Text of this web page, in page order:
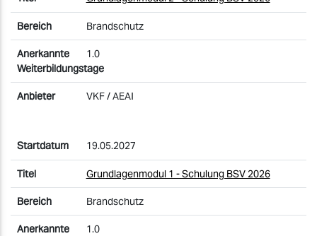
Brandschutz
1.0
VKF / AEAI
19.05.2027
Grundlagenmodul 1 - Schulung BSV 2026
Brandschutz
1.0